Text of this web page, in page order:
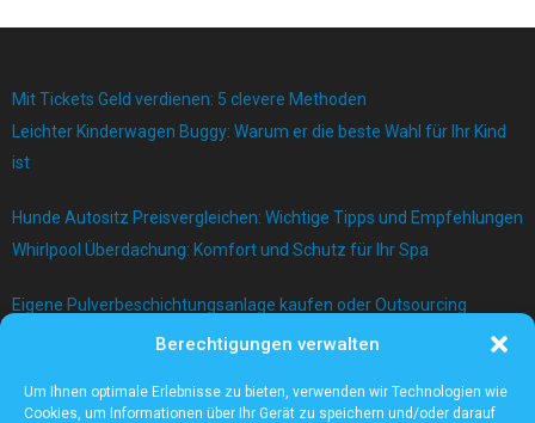
Berechtigungen verwalten
Um Ihnen optimale Erlebnisse zu bieten, verwenden wir Technologien wie
Cookies, um Informationen über Ihr Gerät zu speichern und/oder darauf
Mit Tickets Geld verdienen: 5 clevere Methoden
Leichter Kinderwagen Buggy: Warum er die beste Wahl für Ihr Kind
ist
Hunde Autositz Preisvergleichen: Wichtige Tipps und Empfehlungen
Whirlpool Überdachung: Komfort und Schutz für Ihr Spa
Eigene Pulverbeschichtungsanlage kaufen oder Outsourcing
Bau einer Mauer mit Betonblock